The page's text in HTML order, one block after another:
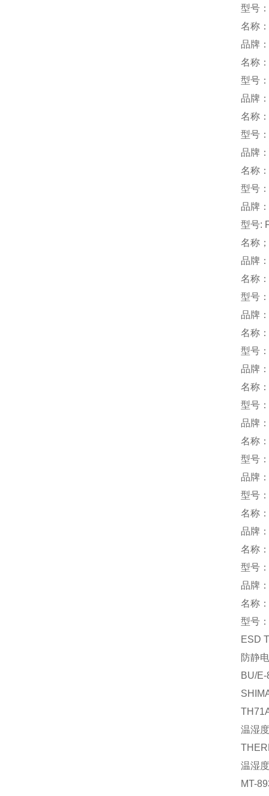
型号
名称
品牌
名称
型号
品牌
名称
型号
品牌
名称
型号
品牌
型号:
名称
品牌
名称
型号
品牌
名称
型号
品牌
名称
型号
品牌
名称
型号
品牌
型号
名称
品牌
名称
型号
品牌
名称
型号
ESD
防静
BU/
温湿
温湿
MT-